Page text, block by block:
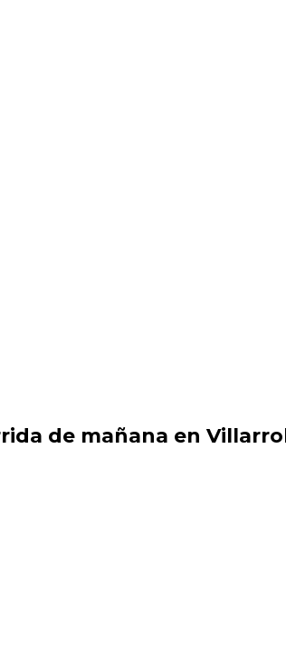
de mañana en